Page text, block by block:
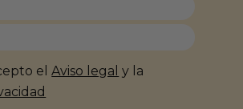
elAviso legal y la